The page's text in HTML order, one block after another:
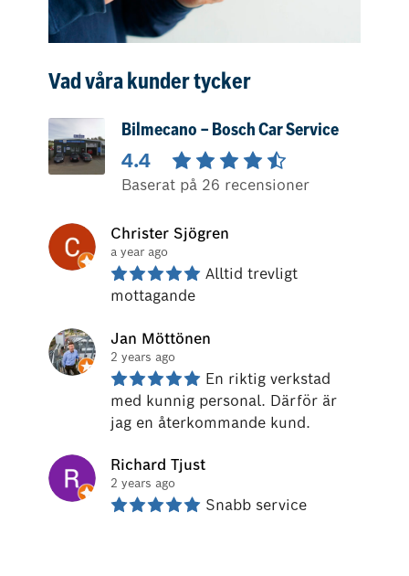
Vad våra kunder tycker
Bilmecano – Bosch Car Service
4.4
Baserat på 26 recensioner
Christer Sjögren
a year ago
Alltid trevligt
mottagande
Jan Möttönen
2 years ago
En riktig verkstad
med kunnig personal. Därför är
jag en återkommande kund.
Richard Tjust
2 years ago
Snabb service